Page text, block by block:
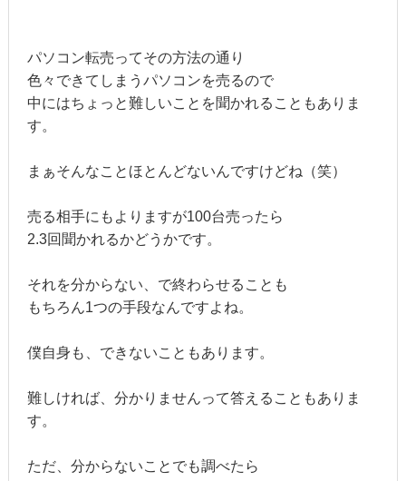
パソコン転売ってその方法の通り
色々できてしまうパソコンを売るので
中にはちょっと難しいことを聞かれることもありま
す。
まぁそんなことほとんどないんですけどね（笑）
売る相手にもよりますが100台売ったら
2.3回聞かれるかどうかです。
それを分からない、で終わらせることも
もちろん1つの手段なんですよね。
僕自身も、できないこともあります。
難しければ、分かりませんって答えることもありま
す。
ただ、分からないことでも調べたら